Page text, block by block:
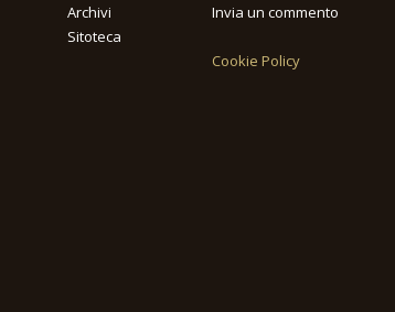
Archivi
Sitoteca
Invia un commento
Cookie Policy